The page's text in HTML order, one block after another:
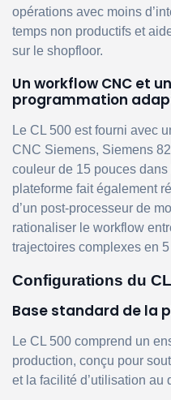
opérations avec moins
temps non productifs et
sur le shopfloor.
Un workflow CNC et
programmation
Le CL 500 est fourni avec
CNC Siemens, Siemens
couleur de 15 pouces
plateforme fait également
d’un post-processeur de
rationaliser le workflow
trajectoires complexes en
Configurations du
Base standard de la
Le CL 500 comprend un
production, conçu pour
et la facilité d’utilisation au